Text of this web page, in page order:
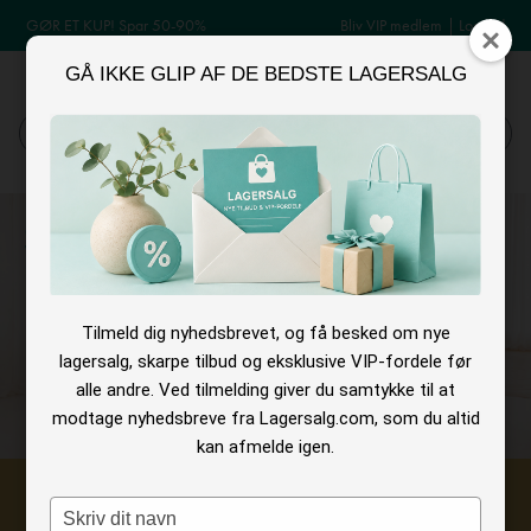
GØR ET KUP! Spar 50-90% Bliv VIP medlem | Log ind
Log ind MENU
VIP FORDEL
GÅ IKKE GLIP AF DE BEDSTE LAGERSALG
Tilmeld dig nyhedsbrevet, og få besked om nye
lagersalg, skarpe tilbud og eksklusive VIP-fordele før
alle andre. Ved tilmelding giver du samtykke til at
modtage nyhedsbreve fra Lagersalg.com, som du altid
kan afmelde igen.
Type